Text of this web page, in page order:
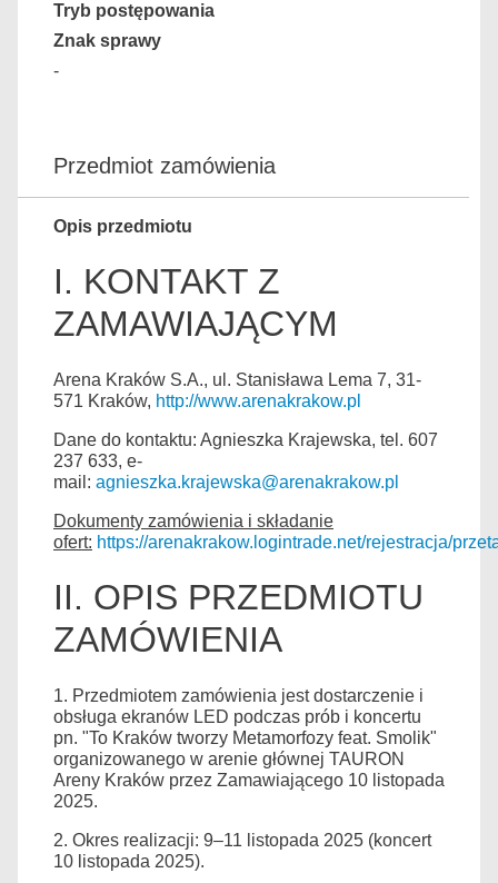
Tryb postępowania
Znak sprawy
-
Przedmiot zamówienia
Opis przedmiotu
I. KONTAKT Z
ZAMAWIAJĄCYM
Arena Kraków S.A., ul. Stanisława Lema 7, 31-
571 Kraków, http://www.arenakrakow.pl
Dane do kontaktu: Agnieszka Krajewska, tel. 607
237 633, e-
mail: agnieszka.krajewska@arenakrakow.pl
Dokumenty zamówienia i składanie
ofert: https://arenakrakow.logintrade.net/rejestracja/
II. OPIS PRZEDMIOTU
ZAMÓWIENIA
1. Przedmiotem zamówienia jest dostarczenie i
obsługa ekranów LED podczas prób i koncertu
pn. "To Kraków tworzy Metamorfozy feat. Smolik"
organizowanego w arenie głównej TAURON
Areny Kraków przez Zamawiającego 10 listopada
2025.
2. Okres realizacji: 9–11 listopada 2025 (koncert
10 listopada 2025).